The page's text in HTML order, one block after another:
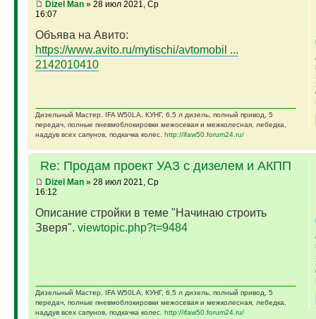
Dizel Man» 28 июл 2021, Ср
16:07
Объява на Авито:
https://www.avito.ru/mytischi/avtomobil ...
2142010410
Дизельный Мастер. IFA W50LA, КУНГ, 6,5 л дизель, полный привод, 5
передач, полные пневмоблокировки межосевая и межколесная, лебедка,
наддув всех сапунов, подкачка колес. http://ifaw50.forum24.ru/
Re: Продам проект УАЗ с дизелем и АКПП
Dizel Man» 28 июл 2021, Ср
16:12
Описание стройки в теме "Начинаю строить
Зверя". viewtopic.php?t=9484
Дизельный Мастер. IFA W50LA, КУНГ, 6,5 л дизель, полный привод, 5
передач, полные пневмоблокировки межосевая и межколесная, лебедка,
наддув всех сапунов, подкачка колес. http://ifaw50.forum24.ru/